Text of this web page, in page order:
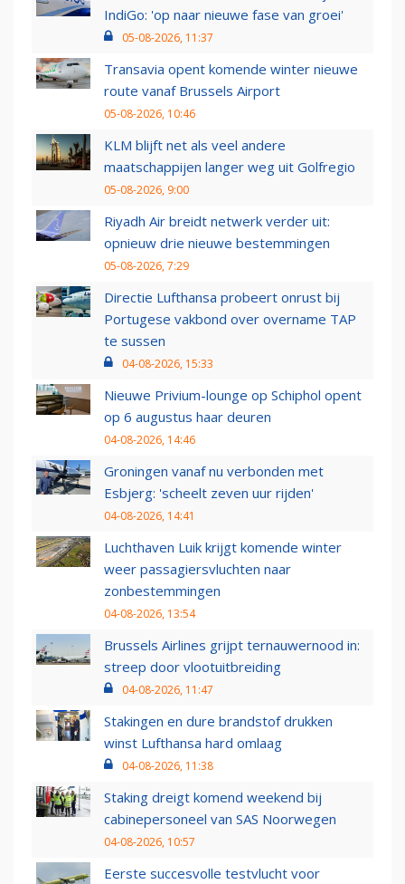
IndiGo: 'op naar nieuwe fase van groei'
05-08-2026, 11:37
Transavia opent komende winter nieuwe
route vanaf Brussels Airport
05-08-2026, 10:46
KLM blijft net als veel andere
maatschappijen langer weg uit Golfregio
05-08-2026, 9:00
Riyadh Air breidt netwerk verder uit:
opnieuw drie nieuwe bestemmingen
05-08-2026, 7:29
Directie Lufthansa probeert onrust bij
Portugese vakbond over overname TAP
te sussen
04-08-2026, 15:33
Nieuwe Privium-lounge op Schiphol opent
op 6 augustus haar deuren
04-08-2026, 14:46
Groningen vanaf nu verbonden met
Esbjerg: 'scheelt zeven uur rijden'
04-08-2026, 14:41
Luchthaven Luik krijgt komende winter
weer passagiersvluchten naar
zonbestemmingen
04-08-2026, 13:54
Brussels Airlines grijpt ternauwernood in:
streep door vlootuitbreiding
04-08-2026, 11:47
Stakingen en dure brandstof drukken
winst Lufthansa hard omlaag
04-08-2026, 11:38
Staking dreigt komend weekend bij
cabinepersoneel van SAS Noorwegen
04-08-2026, 10:57
Eerste succesvolle testvlucht voor